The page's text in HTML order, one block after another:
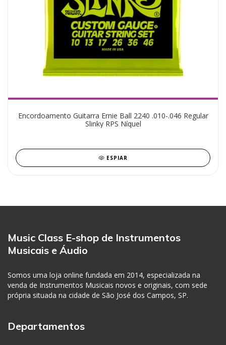
Encordoamento Guitarra Ernie Ball 2240 .010-.046 Regular
Slinky RPS Níquel
ESPIAR
Music Class E-shop de Instrumentos
Musicais e Áudio
Somos uma loja online fundada em 2014, especializada na
venda de Instrumentos Musicais novos e originais, com sede
própria situada na cidade de São José dos Campos, SP.
Departamentos